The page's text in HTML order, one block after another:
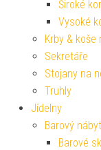
Široké
Vysoké
Krby & koše
Sekretáře
Stojany na
Truhly
Jídelny
Barový
Barové